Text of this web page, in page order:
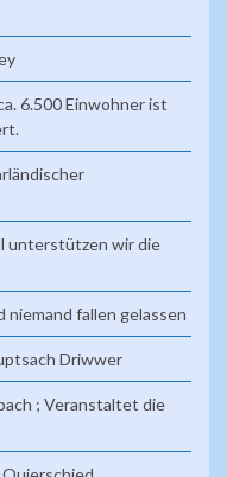
6.500 Einwohner ist
unterstützen wir die
niemand fallen gelassen
Driwwer
; Veranstaltet die